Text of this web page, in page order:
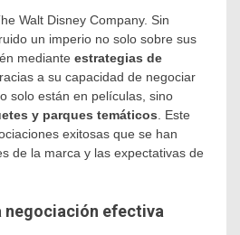
Walt Disney Company. Sin
un imperio no solo sobre sus
mediante estrategias de
a su capacidad de negociar
solo están en películas, sino
y parques temáticos. Este
exitosas que se han
de la marca y las expectativas de
negociación efectiva